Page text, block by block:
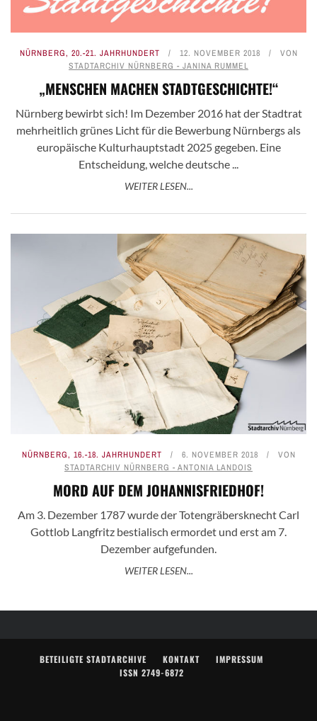
NÜRNBERG, 20.-21. JAHRHUNDERT 12. NOVEMBER 2018
VON
STADTARCHIV NÜRNBERG - JANINA RUMMEL
„MENSCHEN MACHEN STADTGESCHICHTE!“
Nürnberg bewirbt sich! Im Dezember 2016 hat der Stadtrat
mehrheitlich grünes Licht für die Bewerbung Nürnbergs als
europäische Kulturhauptstadt 2025 gegeben. Eine
Entscheidung, welche deutsche ...
WEITER LESEN...
NÜRNBERG, 16.-18. JAHRHUNDERT 6. NOVEMBER 2018
VON
STADTARCHIV NÜRNBERG - ANTONIA LANDOIS
MORD AUF DEM JOHANNISFRIEDHOF!
Am 3. Dezember 1787 wurde der Totengräbersknecht Carl
Gottlob Langfritz bestialisch ermordet und erst am 7.
Dezember aufgefunden.
WEITER LESEN...
BETEILIGTE STADTARCHIVE KONTAKT
IMPRESSUM
ISSN 2749-6872